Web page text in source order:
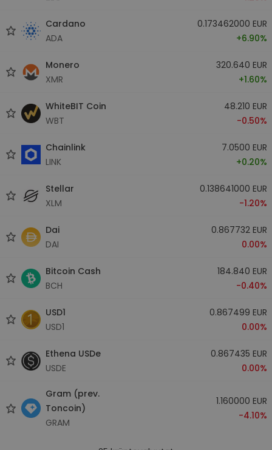
Cardano
ADA
0.173462000 EUR
+6.90%
Monero
XMR
320.640 EUR
+1.60%
WhiteBIT Coin
WBT
48.210 EUR
-0.50%
Chainlink
LINK
7.0500 EUR
+0.20%
Stellar
XLM
0.138641000 EUR
-1.20%
Dai
DAI
0.867732 EUR
0.00%
Bitcoin Cash
BCH
184.840 EUR
-0.40%
USD1
USD1
0.867499 EUR
0.00%
Ethena USDe
USDE
0.867435 EUR
0.00%
Gram (prev.
Toncoin)
GRAM
1.160000 EUR
-4.10%